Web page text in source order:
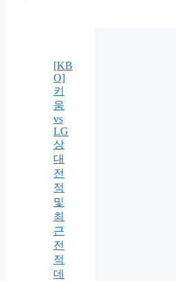
[KB
O]
키
움
vs
LG
상
대
전
적
및
최
근
전
적
데